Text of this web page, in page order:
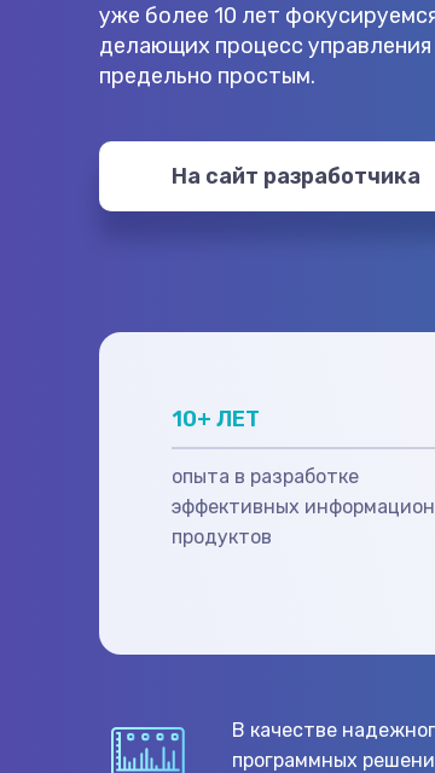
уже более 10 лет
делающих процесс
предельно простым.
На сайт разработчика
10+ ЛЕТ
опыта в разработке
эффективных
продуктов
В качестве
программных